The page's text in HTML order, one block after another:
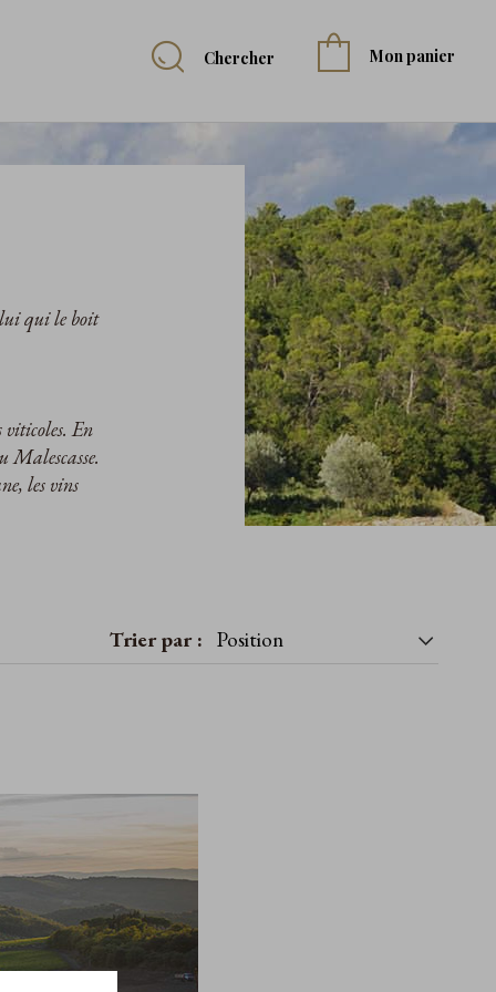
Mon panier
Chercher
qui le boit
viticoles. En
Malescasse.
les vins
Trier par